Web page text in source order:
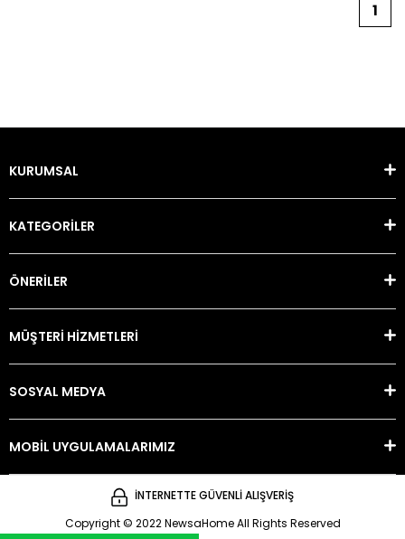
1
KURUMSAL
KATEGORİLER
ÖNERİLER
MÜŞTERİ HİZMETLERİ
SOSYAL MEDYA
MOBİL UYGULAMALARIMIZ
İNTERNETTE GÜVENLİ ALIŞVERİŞ
Copyright © 2022 NewsaHome All Rights Reserved